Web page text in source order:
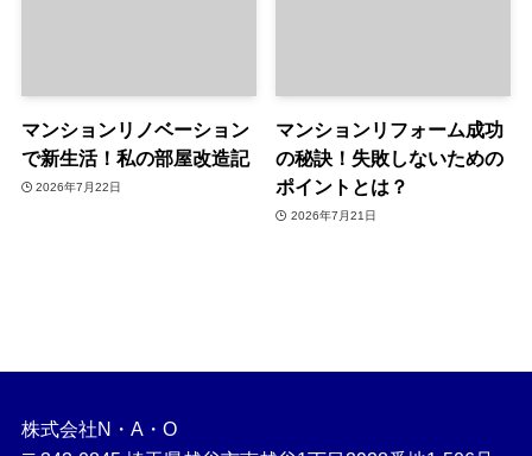
マンションリノベーション
で新生活！私の部屋改造記
2026年7月22日
マンションリフォーム成功
の秘訣！失敗しないための
ポイントとは？
2026年7月21日
株式会社N・A・O